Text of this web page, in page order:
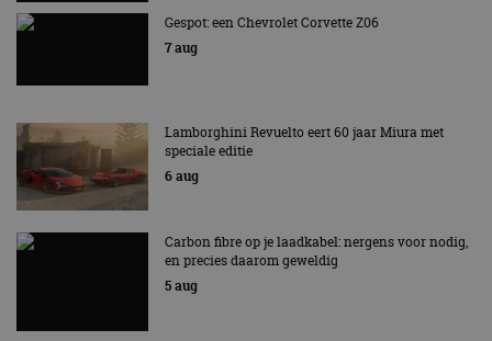
Gespot: een Chevrolet Corvette Z06
7 aug
Lamborghini Revuelto eert 60 jaar Miura met
speciale editie
6 aug
Carbon fibre op je laadkabel: nergens voor nodig,
en precies daarom geweldig
5 aug